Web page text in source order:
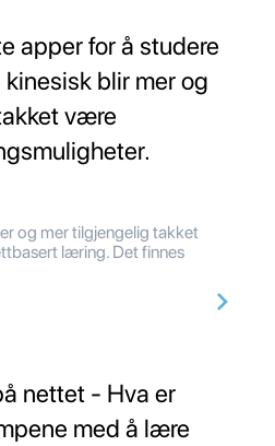
apper for å studere
blir mer og
være
og mer tilgjengelig takket
læring. Det finnes
nettet - Hva er
med å lære